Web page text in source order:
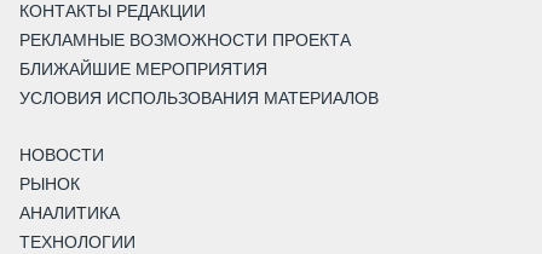
КОНТАКТЫ РЕДАКЦИИ
РЕКЛАМНЫЕ ВОЗМОЖНОСТИ ПРОЕКТА
БЛИЖАЙШИЕ МЕРОПРИЯТИЯ
УСЛОВИЯ ИСПОЛЬЗОВАНИЯ МАТЕРИАЛОВ
НОВОСТИ
РЫНОК
АНАЛИТИКА
ТЕХНОЛОГИИ